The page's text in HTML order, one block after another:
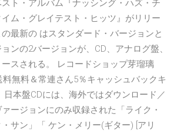
ト・アルバム『ナッシング・ハズ・チ
ム・グレイテスト・ヒッツ』がリリー
最新の はスタンダード・バージョンと
ンの2バージョンが、CD、アナログ盤、
スされる。 レコードショップ芽瑠璃
無料＆常連さん5％キャッシュバックキ
日本盤CDには、海外ではダウンロード／
ージョンにのみ収録された「ライク・
サン」「 ケン・メリー(ギター) [アリ